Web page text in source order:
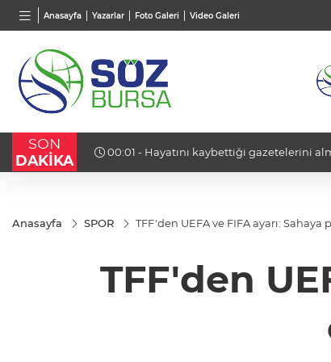
Anasayfa Yazarlar Foto Galeri Video Galeri
BGN
28,0626%0,37
VND
0,0018%0,19
SON
DAKİKA
00:01 - Hayatını kaybettiği gazetelerini
Anasayfa SPOR TFF'den UEFA ve FIFA ayarı:
TFF'den